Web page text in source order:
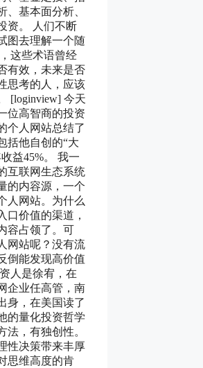
、基本面分析、
资。 人们不断
图去理解一个随
这些术语曾经
有效，未来是否
思考的人，应该
[loginview] 今天
位高智商的投资
个人网站总结了
括他自创的“大
益45%。 我一
互联网生态系统
的内容源，一个
人网站。为什么
口价值的渠道，
容占领了。可
网站呢？没有流
倒能发现高价值
人是徐宥，在
企业任高管，南
身，在美国读了
的量化投资哲学
法，有独创性。
性决策带来丰厚
思维高度的肯